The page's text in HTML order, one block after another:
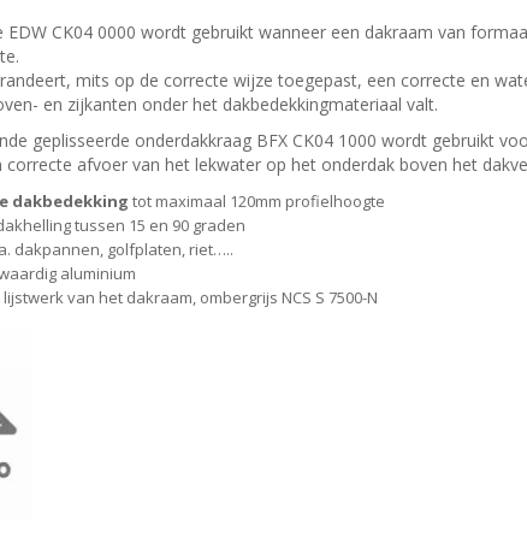
EDW CK04 0000 wordt gebruikt wanneer een dakraam van
mits op de correcte wijze toegepast, een correcte en
en zijkanten onder het dakbedekkingmateriaal valt.
geplisseerde onderdakkraag BFX CK04 1000 wordt gebruikt
afvoer van het lekwater op het onderdak boven het
dakbedekking tot maximaal 120mm profielhoogte
tussen 15 en 90 graden
dakpannen, golfplaten, riet…..
aluminium
van het dakraam, ombergrijs NCS S 7500-N